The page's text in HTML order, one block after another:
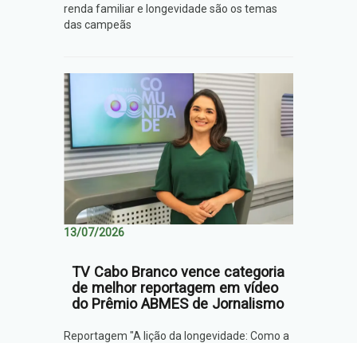
renda familiar e longevidade são os temas
das campeãs
13/07/2026
TV Cabo Branco vence categoria
de melhor reportagem em vídeo
do Prêmio ABMES de Jornalismo
Reportagem "A lição da longevidade: Como a